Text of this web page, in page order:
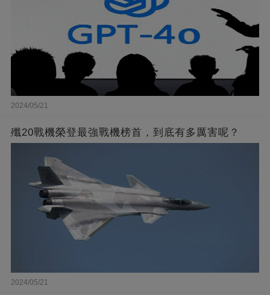
2024/05/21
殲20戰機榮登最強戰機榜首，到底有多厲害呢？
2024/05/21